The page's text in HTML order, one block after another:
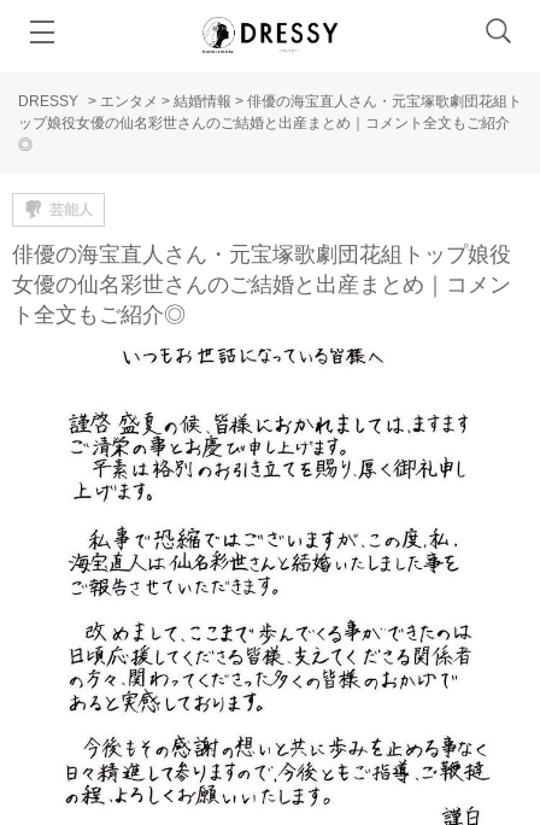
DRESSY > エンタメ > 結婚情報 > 俳優の海宝直人さん・元宝塚歌劇団花組ト
ップ娘役女優の仙名彩世さんのご結婚と出産まとめ｜コメント全文もご紹介
◎
芸能人
俳優の海宝直人さん・元宝塚歌劇団花組トップ娘役
女優の仙名彩世さんのご結婚と出産まとめ｜コメン
ト全文もご紹介◎